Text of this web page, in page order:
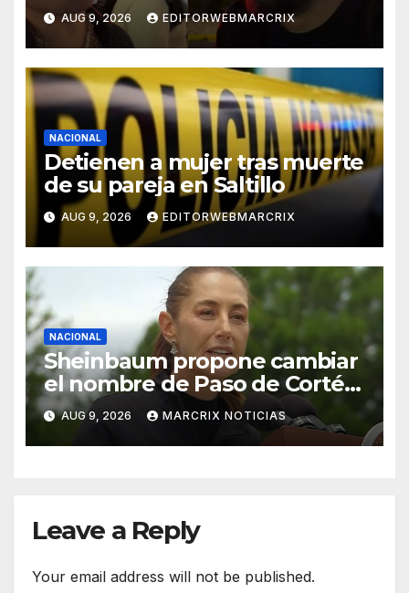
AUG 9, 2026 EDITORWEBMARCRIX
NACIONAL
Detienen a mujer tras muerte
de su pareja en Saltillo
AUG 9, 2026 EDITORWEBMARCRIX
NACIONAL
Sheinbaum propone cambiar
el nombre de Paso de Cortés
por “Paso de los Pueblos
Indígenas”
AUG 9, 2026 MARCRIX NOTICIAS
Leave a Reply
Your email address will not be published.